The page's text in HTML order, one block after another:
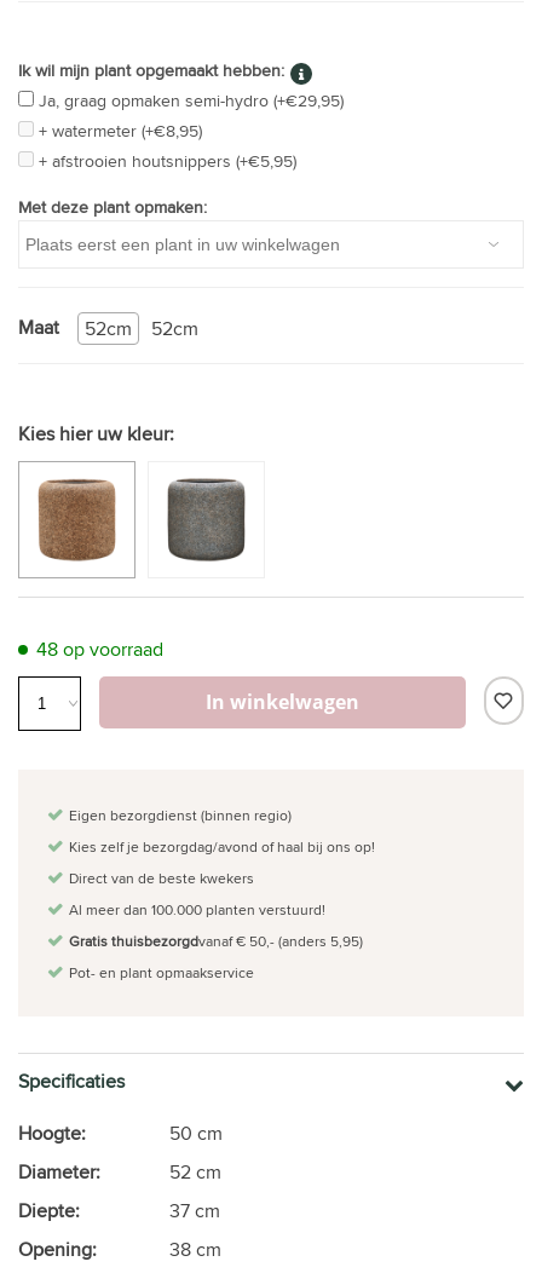
Ik wil mijn plant opgemaakt hebben:
Ja, graag opmaken semi-hydro (+€29,95)
+ watermeter (+€8,95)
+ afstrooien houtsnippers (+€5,95)
Met deze plant opmaken:
Maat 52cm 52cm
Kies hier uw kleur:
48 op voorraad
In winkelwagen
Eigen bezorgdienst (binnen regio)
Kies zelf je bezorgdag/avond of haal bij ons op!
Direct van de beste kwekers
Al meer dan 100.000 planten verstuurd!
Gratis thuisbezorgdvanaf € 50,- (anders 5,95)
Pot- en plant opmaakservice
Specificaties
Hoogte:
50 cm
Diameter:
52 cm
Diepte:
37 cm
Opening:
38 cm